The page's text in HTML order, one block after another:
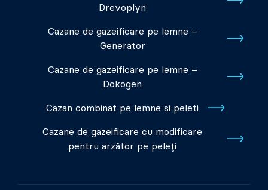
Drevoplyn
Cazane de gazeificare pe lemne –
Generator
Cazane de gazeificare pe lemne –
Dokogen
Cazan combinat pe lemne si peleti
Cazane de gazeificare cu modificare
pentru arzător pe peleți